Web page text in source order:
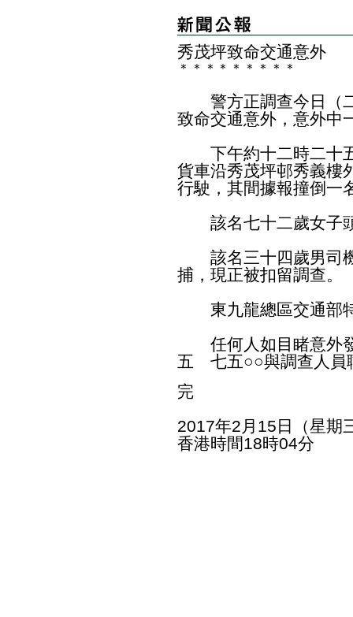
秀茂坪致命交通意外
＊ ＊ ＊ ＊ ＊ ＊ ＊ ＊ ＊
警方正調查今日（二
致命交通意外，意外中
下午約十二時二十五
貨車沿秀茂坪邨秀義樓
行駛，其間據報撞倒一
該名七十二歲女子頭
該名三十四歲男司機
捕，現正被扣留調查。
東九龍總區交通部特
任何人如目睹意外發
五 七五○○與調查人員
完
2017年2月15日（星期
香港時間18時04分